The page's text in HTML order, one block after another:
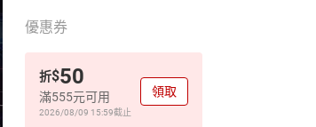
優惠券
折$50
滿555元可用
2026/08/09 15:59截止
領取